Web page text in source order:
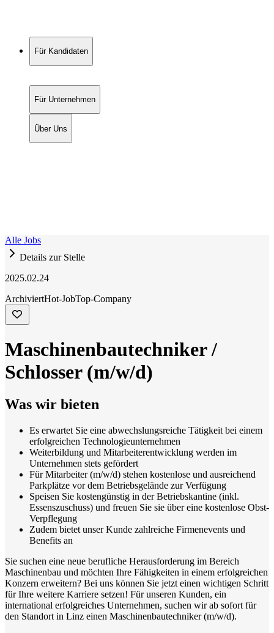
Für Kandidaten
Für Unternehmen
Über Uns
Alle Jobs
Details zur Stelle
2025.02.24
ArchiviertHot-JobTop-Company
Maschinenbautechniker /
Schlosser (m/w/d)
Was wir bieten
Es erwartet Sie eine abwechslungsreiche Tätigkeit bei einem
erfolgreichen Technologieunternehmen
Weiterbildung und Mitarbeiterentwicklung werden im
Unternehmen stets gefördert
Für Mitarbeiter (m/w/d) stehen kostenlose und ausreichend
Parkplätze vor dem Betriebsgelände zur Verfügung
Speisen Sie kostengünstig in der Betriebskantine (inkl.
Essenszuschuss) und freuen Sie sie über eine kostenlose Obst-
Verpflegung
Zudem bietet unser Kunde zahlreiche Firmenevents und
Benefits an
Sie suchen eine neue berufliche Herausforderung im Bereich
Maschinenbau und möchten Ihre Fähigkeiten in einem erfolgreichen
Konzern erweitern? Bei uns können Sie jetzt einen wichtigen Schritt
für Ihre weitere Karriere setzen! Für unseren Kunden, ein
international erfolgreiches Unternehmen, suchen wir ab sofort für
den Standort in Linz einen Maschinenbautechniker (m/w/d).